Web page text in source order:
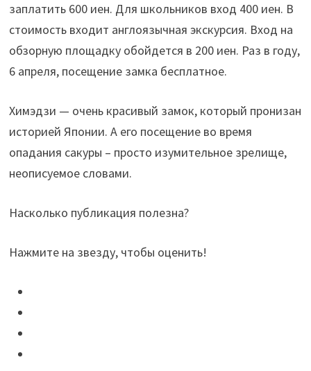
заплатить 600 иен. Для школьников вход 400 иен. В
стоимость входит англоязычная экскурсия. Вход на
обзорную площадку обойдется в 200 иен. Раз в году,
6 апреля, посещение замка бесплатное.
Химэдзи — очень красивый замок, который пронизан
историей Японии. А его посещение во время
опадания сакуры – просто изумительное зрелище,
неописуемое словами.
Насколько публикация полезна?
Нажмите на звезду, чтобы оценить!